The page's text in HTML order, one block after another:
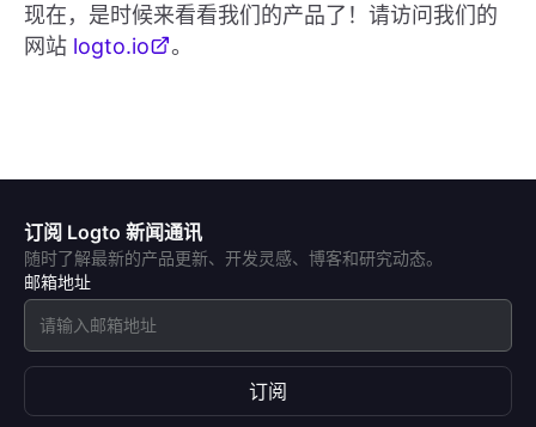
现在，是时候来看看我们的产品了！请访问我们的
网站 logto.io 。
订阅 Logto 新闻通讯
随时了解最新的产品更新、开发灵感、博客和研究动态。
邮箱地址
订阅